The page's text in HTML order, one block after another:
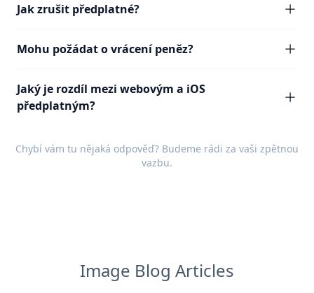
Jak zrušit předplatné?
Mohu požádat o vrácení peněz?
Jaký je rozdíl mezi webovým a iOS
předplatným?
Chybí vám tu nějaká odpověď? Budeme rádi za vaši zpětnou
vazbu.
Image Blog Articles